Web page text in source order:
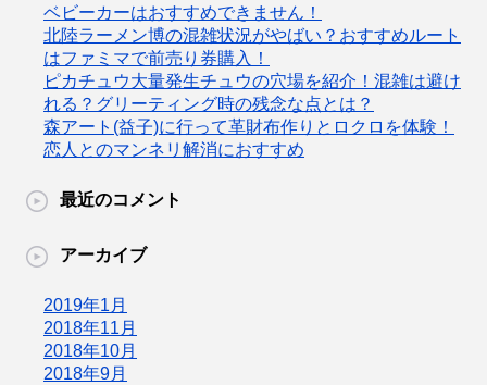
ベビーカーはおすすめできません！
北陸ラーメン博の混雑状況がやばい？おすすめルート
はファミマで前売り券購入！
ピカチュウ大量発生チュウの穴場を紹介！混雑は避け
れる？グリーティング時の残念な点とは？
森アート(益子)に行って革財布作りとロクロを体験！
恋人とのマンネリ解消におすすめ
最近のコメント
アーカイブ
2019年1月
2018年11月
2018年10月
2018年9月